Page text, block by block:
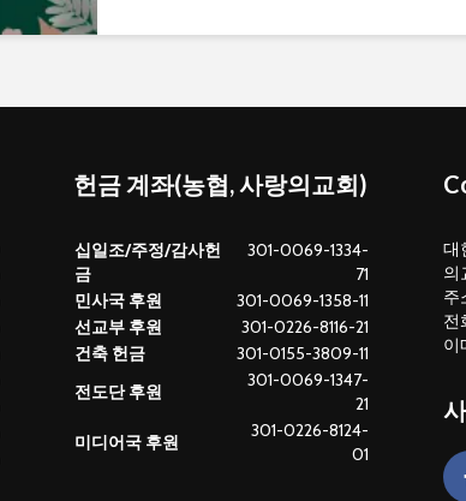
헌금 계좌(농협, 사랑의교회)
십일조/주정/감사헌
금
301-0069-1334-
71
민사국 후원
301-0069-1358-11
선교부 후원
301-0226-8116-21
건축 헌금
301-0155-3809-11
전도단 후원
301-0069-1347-
21
미디어국 후원
301-0226-8124-
01
대
의
주
전
이